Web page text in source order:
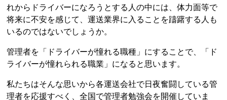
れからドライバーになろうとする人の中には、体力面等で
将来に不安を感じて、運送業界に入ることを躊躇する人も
いるのではないでしょうか。
管理者を「ドライバーが憧れる職種」にすることで、「ド
ライバーが憧れられる職業」になると思います。
私たちはそんな思いから各運送会社で日夜奮闘している管
理者を応援すべく、全国で管理者勉強会を開催していま